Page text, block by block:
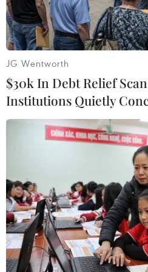
FLC Group.
Lực lượng chức năng có mặt tại
(Chủ tịch Hội đồng Quản trị
(Ảnh: Phạm
Ngày 12/4, Bộ Tư pháp
JG Wentworth
$30k In Debt Relief
Institutions Quietly